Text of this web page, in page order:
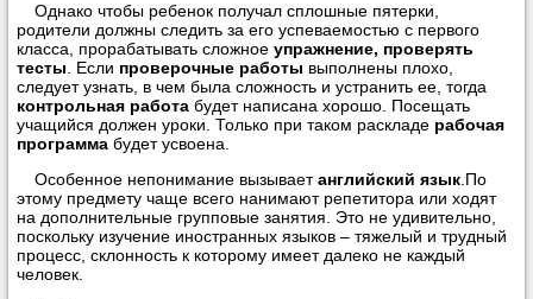
Однако чтобы ребенок получал сплошные пятерки,
родители должны следить за его успеваемостью с первого
класса, прорабатывать сложное упражнение, проверять
тесты. Если проверочные работы выполнены плохо,
следует узнать, в чем была сложность и устранить ее, тогда
контрольная работа будет написана хорошо. Посещать
учащийся должен уроки. Только при таком раскладе рабочая
программа будет усвоена.
Особенное непонимание вызываетанглийский язык.По
этому предмету чаще всего нанимают репетитора или ходят
на дополнительные групповые занятия. Это не удивительно,
поскольку изучение иностранных языков – тяжелый и трудный
процесс, склонность к которому имеет далеко не каждый
человек.